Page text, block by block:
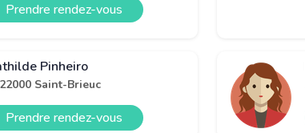
Prendre rendez-vous
Pinheiro
Saint-Brieuc
Prendre rendez-vous